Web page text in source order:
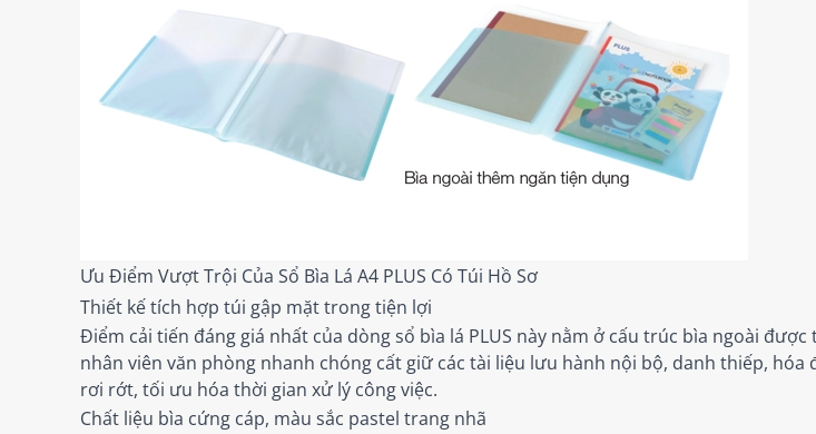
Ưu Điểm Vượt Trội Của Sổ Bìa Lá A4 PLUS Có Túi Hồ Sơ
Thiết kế tích hợp túi gập mặt trong tiện lợi
Điểm cải tiến đáng giá nhất của dòng sổ bìa lá PLUS này nằm ở cấu trúc bìa ngoài
nhân viên văn phòng nhanh chóng cất giữ các tài liệu lưu hành nội bộ, danh thiếp,
rơi rớt, tối ưu hóa thời gian xử lý công việc.
Chất liệu bìa cứng cáp, màu sắc pastel trang nhã